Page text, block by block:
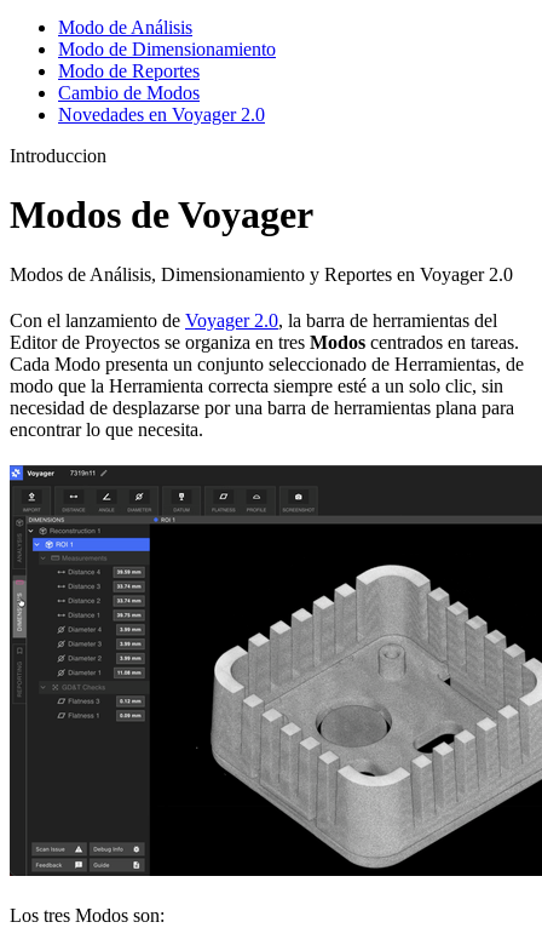
Modo de Análisis
Modo de Dimensionamiento
Modo de Reportes
Cambio de Modos
Novedades en Voyager 2.0
Introduccion
Modos de Voyager
Modos de Análisis, Dimensionamiento y Reportes en Voyager 2.0
Con el lanzamiento de Voyager 2.0, la barra de herramientas del
Editor de Proyectos se organiza en tres Modos centrados en tareas.
Cada Modo presenta un conjunto seleccionado de Herramientas, de
modo que la Herramienta correcta siempre esté a un solo clic, sin
necesidad de desplazarse por una barra de herramientas plana para
encontrar lo que necesita.
Los tres Modos son: